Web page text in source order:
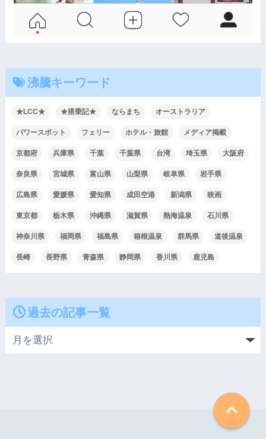
沸騰キーワード
★LCC★ ★搭乗記★ ならまち オーストラリア
パワースポット フェリー ホテル・旅館 メディア掲載
京都府 兵庫県 千葉 千葉県 台湾 埼玉県 大阪府
奈良県 宮城県 富山県 山梨県 岐阜県 岩手県
広島県 愛媛県 愛知県 成田空港 新潟県 映画
東京都 栃木県 沖縄県 滋賀県 熱海温泉 石川県
神奈川県 福岡県 福島県 箱根温泉 群馬県 道後温泉
長崎 長野県 青森県 静岡県 香川県 鹿児島
過去の記事一覧